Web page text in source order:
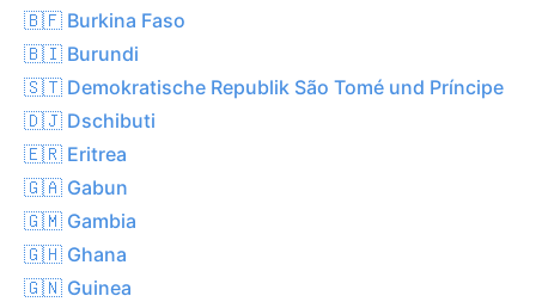
🇧🇫 Burkina Faso
🇧🇮 Burundi
🇸🇹 Demokratische Republik São Tomé und Príncipe
🇩🇯 Dschibuti
🇪🇷 Eritrea
🇬🇦 Gabun
🇬🇲 Gambia
🇬🇭 Ghana
🇬🇳 Guinea